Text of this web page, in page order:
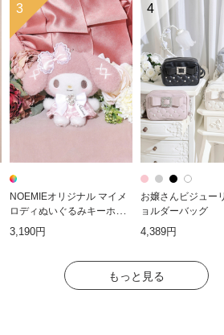
3
NOEMIEオリジナル マイメ
ロディぬいぐるみキーホル
ダー
3,190円
4
お嬢さんビジュー
ョルダーバッグ
4,389円
もっと見る